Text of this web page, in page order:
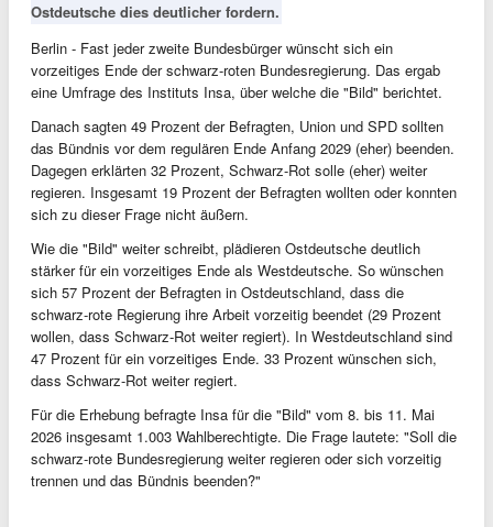
Ostdeutsche dies deutlicher fordern.
Berlin - Fast jeder zweite Bundesbürger wünscht sich ein
vorzeitiges Ende der schwarz-roten Bundesregierung. Das ergab
eine Umfrage des Instituts Insa, über welche die "Bild" berichtet.
Danach sagten 49 Prozent der Befragten, Union und SPD sollten
das Bündnis vor dem regulären Ende Anfang 2029 (eher) beenden.
Dagegen erklärten 32 Prozent, Schwarz-Rot solle (eher) weiter
regieren. Insgesamt 19 Prozent der Befragten wollten oder konnten
sich zu dieser Frage nicht äußern.
Wie die "Bild" weiter schreibt, plädieren Ostdeutsche deutlich
stärker für ein vorzeitiges Ende als Westdeutsche. So wünschen
sich 57 Prozent der Befragten in Ostdeutschland, dass die
schwarz-rote Regierung ihre Arbeit vorzeitig beendet (29 Prozent
wollen, dass Schwarz-Rot weiter regiert). In Westdeutschland sind
47 Prozent für ein vorzeitiges Ende. 33 Prozent wünschen sich,
dass Schwarz-Rot weiter regiert.
Für die Erhebung befragte Insa für die "Bild" vom 8. bis 11. Mai
2026 insgesamt 1.003 Wahlberechtigte. Die Frage lautete: "Soll die
schwarz-rote Bundesregierung weiter regieren oder sich vorzeitig
trennen und das Bündnis beenden?"